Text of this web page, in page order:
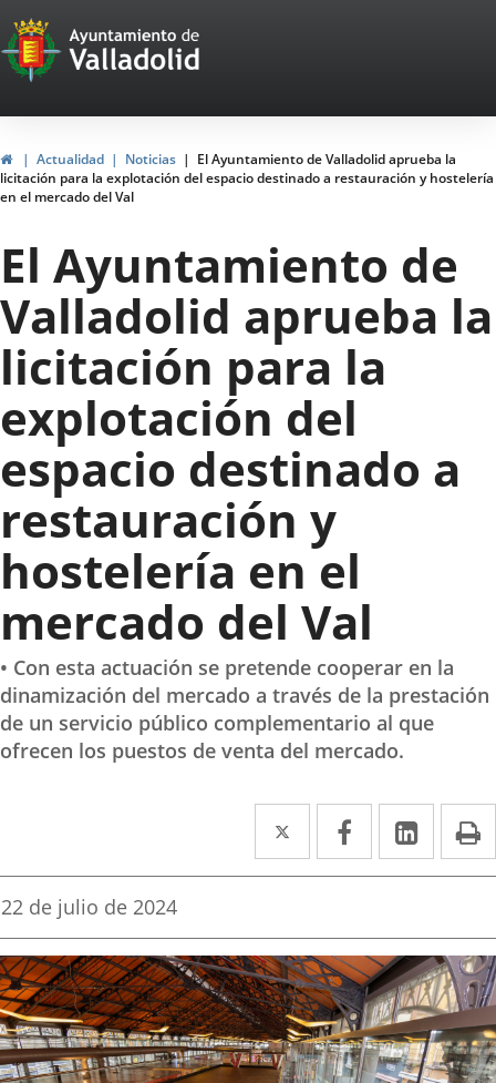
Portal
Web
del
Ayuntamiento
de
Valladolid
HomeActualidad Noticias
El Ayuntamiento de Valladolid aprueba la
licitación para la explotación del espacio destinado a restauración y hostelería
en el mercado del Val
El Ayuntamiento de
Valladolid aprueba la
licitación para la
explotación del
espacio destinado a
restauración y
hostelería en el
mercado del Val
• Con esta actuación se pretende cooperar en la
dinamización del mercado a través de la prestación
de un servicio público complementario al que
ofrecen los puestos de venta del mercado.
Twitter
Enlace
a
aplicación
externa.
Facebook
Enlace
a
aplicación
externa.
Enlace
a
Fecha
la
noticia
22 de julio de 2024